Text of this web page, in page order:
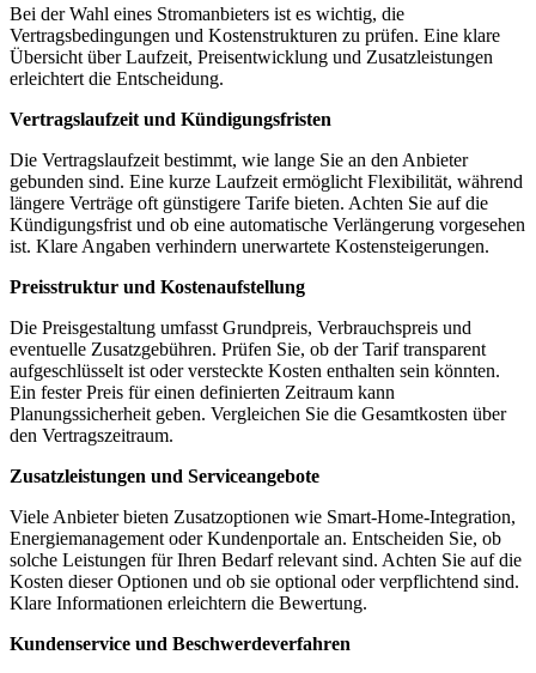
Bei der Wahl eines Stromanbieters ist es wichtig, die
Vertragsbedingungen und Kostenstrukturen zu prüfen. Eine klare
Übersicht über Laufzeit, Preisentwicklung und Zusatzleistungen
erleichtert die Entscheidung.
Vertragslaufzeit und Kündigungsfristen
Die Vertragslaufzeit bestimmt, wie lange Sie an den Anbieter
gebunden sind. Eine kurze Laufzeit ermöglicht Flexibilität, während
längere Verträge oft günstigere Tarife bieten. Achten Sie auf die
Kündigungsfrist und ob eine automatische Verlängerung vorgesehen
ist. Klare Angaben verhindern unerwartete Kostensteigerungen.
Preisstruktur und Kostenaufstellung
Die Preisgestaltung umfasst Grundpreis, Verbrauchspreis und
eventuelle Zusatzgebühren. Prüfen Sie, ob der Tarif transparent
aufgeschlüsselt ist oder versteckte Kosten enthalten sein könnten.
Ein fester Preis für einen definierten Zeitraum kann
Planungssicherheit geben. Vergleichen Sie die Gesamtkosten über
den Vertragszeitraum.
Zusatzleistungen und Serviceangebote
Viele Anbieter bieten Zusatzoptionen wie Smart-Home‑Integration,
Energiemanagement oder Kundenportale an. Entscheiden Sie, ob
solche Leistungen für Ihren Bedarf relevant sind. Achten Sie auf die
Kosten dieser Optionen und ob sie optional oder verpflichtend sind.
Klare Informationen erleichtern die Bewertung.
Kundenservice und Beschwerdeverfahren